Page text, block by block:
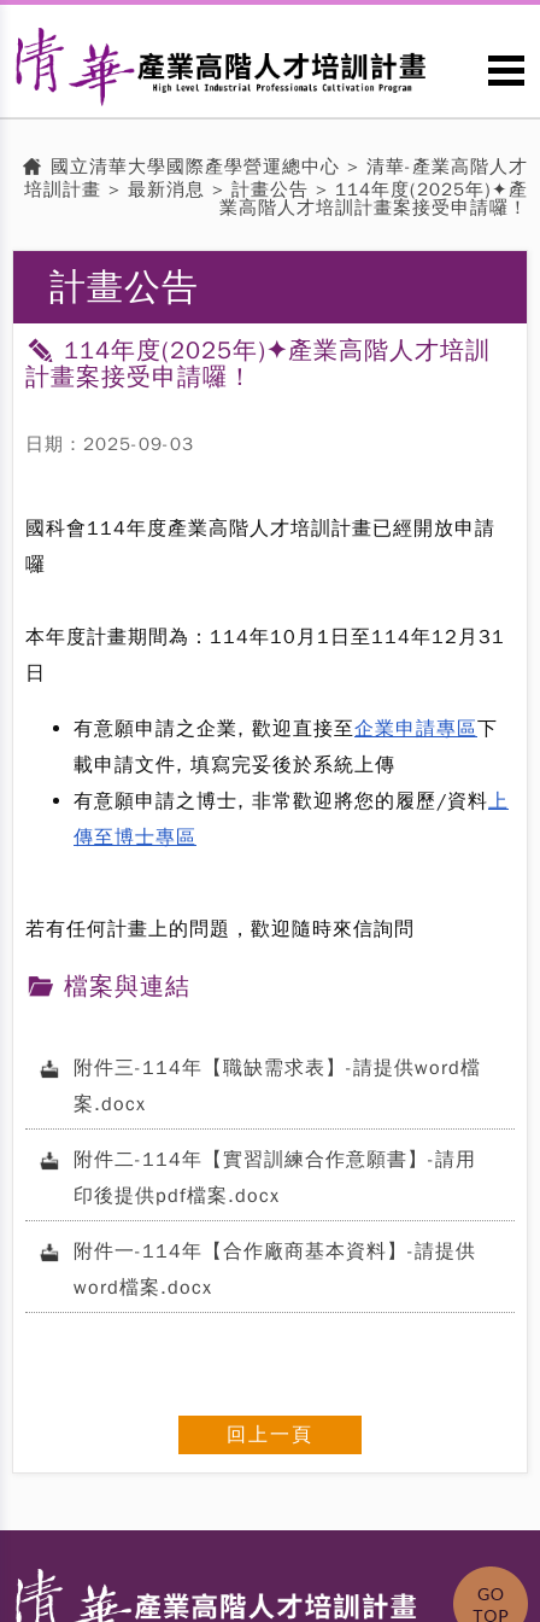
國立清華大學國際產學營運總中心 > 清華-產業高階人才
培訓計畫 > 最新消息 > 計畫公告 > 114年度(2025年)✦產
業高階人才培訓計畫案接受申請囉！
計畫公告
114年度(2025年)✦產業高階人才培訓
計畫案接受申請囉！
日期：2025-09-03
國科會114年度產業高階人才培訓計畫已經開放申請
囉
本年度計畫期間為：114年10月1日至114年12月31
日
有意願申請之企業, 歡迎直接至企業申請專區下
載申請文件, 填寫完妥後於系統上傳
有意願申請之博士, 非常歡迎將您的履歷/資料上
傳至博士專區
若有任何計畫上的問題，歡迎隨時來信詢問
檔案與連結
附件三-114年【職缺需求表】-請提供word檔
案.docx
附件二-114年【實習訓練合作意願書】-請用
印後提供pdf檔案.docx
附件一-114年【合作廠商基本資料】-請提供
word檔案.docx
回上一頁